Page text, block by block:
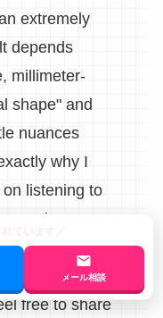
extremely
depends
millimeter-
shape" and
nuances
why I
listening to
an interpreter.
fully in
about any
free to share
メール相談